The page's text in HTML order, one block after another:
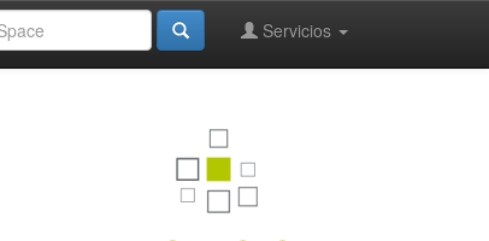
Servicios